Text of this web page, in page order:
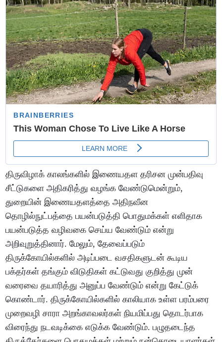
திருவிழாக் காலங்களில் இணையதள தரிசன முன்பதிவு
சீட்டுகளை அதிகரித்து வழங்க வேண்டுமென்றும்,
துறையின் இணையதளத்தை அதிநவீன
தொழில்நுட்பத்தை பயன்படுத்தி பொதுமக்கள் எளிதாக
பயன்படுத்த வழிவகை செய்ய வேண்டும் என்று
அறிவுறுத்தினார். மேலும், தேவைப்படும்
திருக்கோயில்களில் அடிப்படை வசதிகளுடன் கூடிய
பக்தர்கள் தங்கும் விடுதிகள் கட்டுவது குறித்து முன்
வரைவை தயாரித்து அனுப்ப வேண்டும் என்று கேட்டுக்
கொண்டார். திருக்கோயில்களில் காலியாக உள்ள பரம்பரை
முறைவழி சாரா அறங்காவலர்கள் நியமிப்பது தொடர்பாக
விரைந்து நடவடிக்கை எடுக்க வேண்டும். பழுதடைந்த